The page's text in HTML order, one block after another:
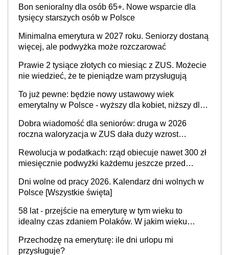
Bon senioralny dla osób 65+. Nowe wsparcie dla
tysięcy starszych osób w Polsce
Minimalna emerytura w 2027 roku. Seniorzy dostaną
więcej, ale podwyżka może rozczarować
Prawie 2 tysiące złotych co miesiąc z ZUS. Możecie
nie wiedzieć, że te pieniądze wam przysługują
To już pewne: będzie nowy ustawowy wiek
emerytalny w Polsce - wyższy dla kobiet, niższy dla
Dobra wiadomość dla seniorów: druga w 2026
roczna waloryzacja w ZUS dała duży wzrost
Rewolucja w podatkach: rząd obiecuje nawet 300 zł
miesięcznie podwyżki każdemu jeszcze przed
Dni wolne od pracy 2026. Kalendarz dni wolnych w
Polsce [Wszystkie święta]
58 lat - przejście na emeryturę w tym wieku to
idealny czas zdaniem Polaków. W jakim wieku
Przechodzę na emeryturę: ile dni urlopu mi
przysługuje?